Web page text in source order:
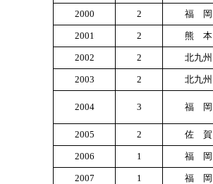
2000 2 福 岡
2001 2 熊 本
2002 2 北九州
2003 2 北九州
2004 3 福 岡
2005 2 佐 賀
2006
1 福 岡
2007 1 福 岡